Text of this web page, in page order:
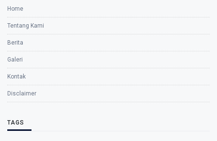
Home
Tentang Kami
Berita
Galeri
Kontak
Disclaimer
TAGS